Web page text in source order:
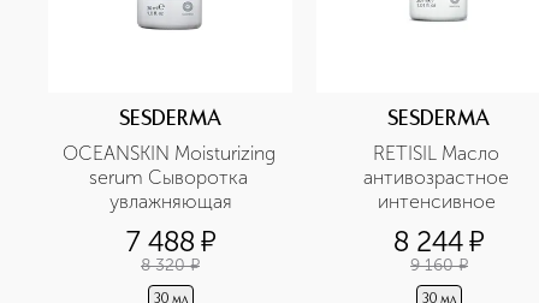
SESDERMA
OCEANSKIN Moisturizing
serum Сыворотка
увлажняющая
7 488 ¤
8 320 ¤
30 мл
SESDERMA
RETISIL Масло
антивозрастное
8 244¤
9 160 ¤
30 мл